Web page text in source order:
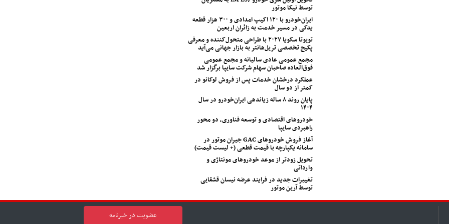
توسط نیکا موتور
ایران‌خودرو با ۱۲۰ اکیپ امدادی و ۳۰۰ هزار قطعه
یدکی در مسیر خدمت به زائران اربعین
تویوتا سکویا ۲۰۲۷ با طراحی متحول‌کننده و معرفی
پکیج تخصصی تریل‌هانتر به بازار جهانی می‌آید
مجمع عمومی عادی سالیانه و مجمع عمومی
فوق‌العاده صاحبان سهام شرکت سایپا برگزار شد
عملکرد درخشان خدمات پس از فروش لوکانو در
کمتر از دو سال
پایان روند ۸ ساله زیاندهی ایران‌خودرو در سال
۱۴۰۴
خودروهای اقتصادی و توسعه فناوری، دو محور
راهبردی سایپا
آغاز فروش خودروهای GAC جیران موتور در
سامانه یکپارچه با قیمت قطعی (+ لیست قیمت)
تحویل زودتر از موعد خودروهای مونتاژی و
وارداتی
تغییرات جدید در فرایند عرضه نیسان قشقایی
توسط آرین موتور
عضویت در خبرنامه